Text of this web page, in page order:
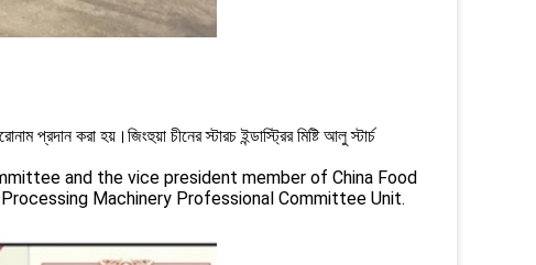
প্রদান করা হয়।জিংহুয়া চীনের স্টারচ ইন্ডাস্ট্রির মিষ্টি আলু স্টার্চ
and the vice president member of China Food
Machinery Professional Committee Unit.